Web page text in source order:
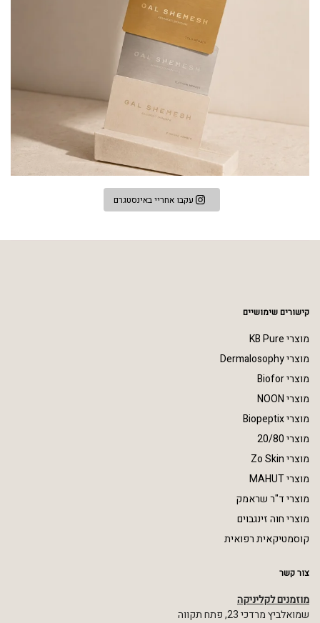
עקבו אחריי באינסטגרם
קישורים שימושיים
מוצרי KB Pure
מוצרי Dermalosophy
מוצרי Biofor
מוצרי NOON
מוצרי Biopeptix
מוצרי 20/80
מוצרי Zo Skin
מוצרי MAHUT
מוצרי ד"ר שראמק
מוצרי חוה זינגבוים
קוסמטיקאית רפואית
צור קשר
מוזמנים לקליניקה
שמואלביץ מרדכי 23, פתח תקווה